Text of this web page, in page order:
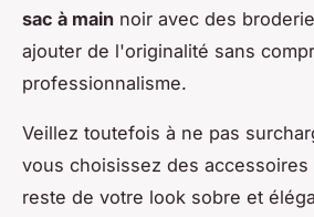
sac à main noir avec des
ajouter de l'originalité sans
professionnalisme.
Veillez toutefois à ne pas
vous choisissez des
reste de votre look sobre et